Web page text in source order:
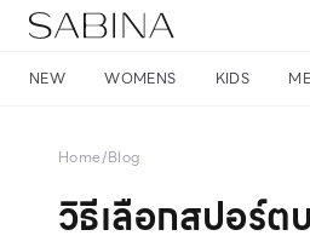
NEW WOMENS KIDS
Home/Blog
วิธีเลือกสปอร์